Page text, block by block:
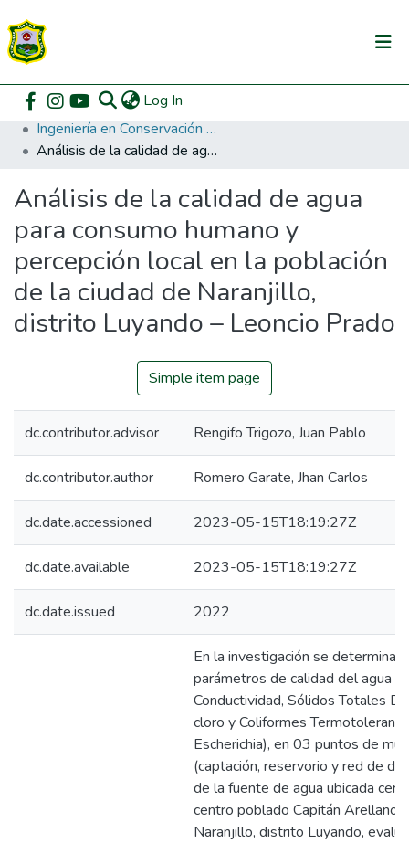
Log In
Communities & Collections
All of DSpace
Home Pregrado
Ingeniería en Conservación de Suelos y Agua
Análisis de la calidad de agua para consumo humano y percepción local en la población de la ciudad de Naranjillo, distrito Luyando – Leoncio Prado
Análisis de la calidad de agua
para consumo humano y
percepción local en la población
de la ciudad de Naranjillo,
distrito Luyando – Leoncio Prado
Simple item page
dc.contributor.advisor Rengifo Trigozo, Juan Pablo
dc.contributor.author Romero Garate, Jhan Carlos
dc.date.accessioned 2023-05-15T18:19:27Z
dc.date.available 2023-05-15T18:19:27Z
dc.date.issued 2022
En la investigación se
parámetros de calidad del agua
Conductividad, Sólidos Totales
cloro y Coliformes
Escherichia), en 03 puntos de
(captación, reservorio y red de
de la fuente de agua ubicada
centro poblado Capitán Arellano,
Naranjillo, distrito Luyando,